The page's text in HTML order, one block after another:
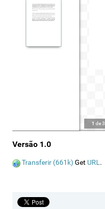
1 de3
Versão 1.0
Transferir (661k) Get URL.